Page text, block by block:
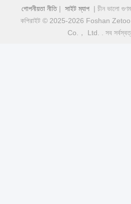
গোপনীয়তা নীতি| সাইট ম্যাপ | চীন ভালো
কপিরাইট © 2025-2026 Foshan
Co.， Ltd. . সব সর্বস্বত্ব